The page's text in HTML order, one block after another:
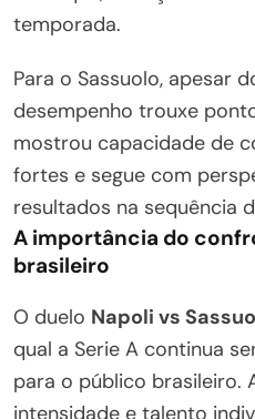
temporada.
Para o Sassuolo, apesar
desempenho trouxe
mostrou capacidade de
fortes e segue com
resultados na sequência
A importância do
brasileiro
O duelo Napoli vs
qual a Serie A continua
para o público brasileiro.